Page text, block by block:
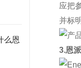
么恩
应把
并标
3.恩